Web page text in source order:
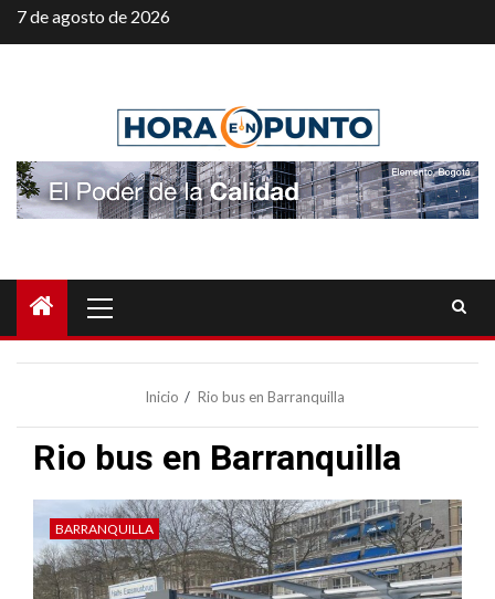
Saltar
al
7 de agosto de 2026
principal
Inicio Rio bus en Barranquilla
Rio bus en Barranquilla
BARRANQUILLA